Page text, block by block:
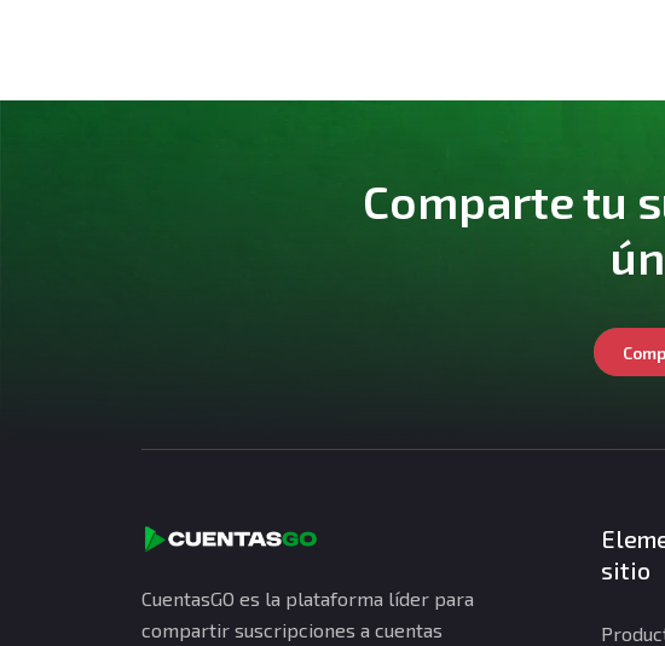
Comparte tu
CuentasGO es la plataforma líder para
compartir suscripciones a cuentas
sitio